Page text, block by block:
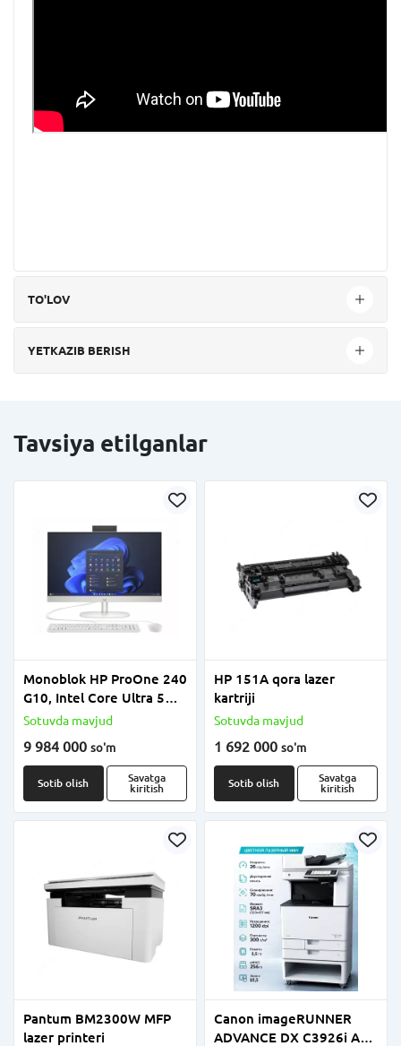
TO'LOV
YETKAZIB BERISH
Tavsiya etilganlar
Monoblok HP ProOne 240
G10, Intel Core Ultra 5
125U, 8GB DDR5, 512GB
23.8" FullHD IPS, OT yo‘q
(FreeDOS), Shell White
Sotuvda mavjud
9 984 000 so'm
Sotib olish
Savatga
kiritish
HP 151A qora lazer
kartriji
Sotuvda mavjud
1 692 000 so'm
Sotib olish
Savatga
kiritish
Pantum BM2300W MFP
lazer printeri
Canon imageRUNNER
ADVANCE DX C3926i A3